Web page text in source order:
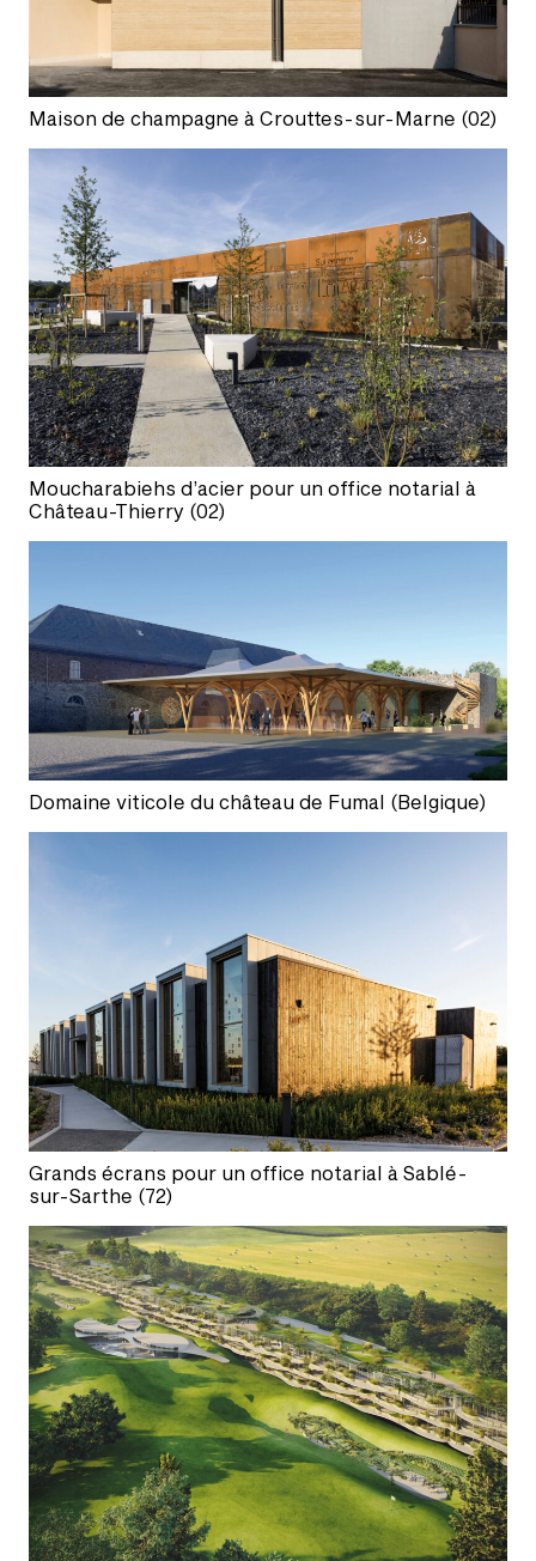
Maison de champagne à Crouttes-sur-Marne (02)
Moucharabiehs d’acier pour un office notarial à
Château-Thierry (02)
Domaine viticole du château de Fumal (Belgique)
Grands écrans pour un office notarial à Sablé-
sur-Sarthe (72)